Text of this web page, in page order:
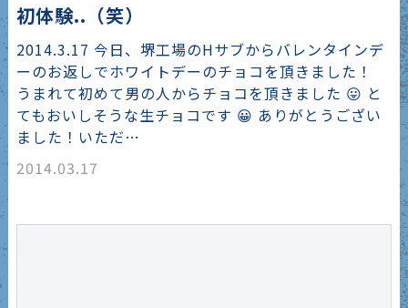
初体験..（笑）
2014.3.17 今日、堺工場のHサブからバレンタインデ
ーのお返しでホワイトデーのチョコを頂きました！
うまれて初めて男の人からチョコを頂きました 😛 と
てもおいしそうな生チョコです 😀 ありがとうござい
ました！いただ…
2014.03.17